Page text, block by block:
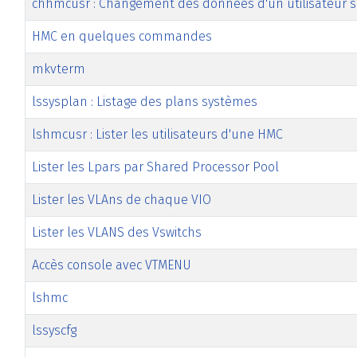
chhmcusr : Changement des données d'un utilisateur
HMC en quelques commandes
mkvterm
lssysplan : Listage des plans systèmes
lshmcusr : Lister les utilisateurs d'une HMC
Lister les Lpars par Shared Processor Pool
Lister les VLAns de chaque VIO
Lister les VLANS des Vswitchs
Accès console avec VTMENU
lshmc
lssyscfg